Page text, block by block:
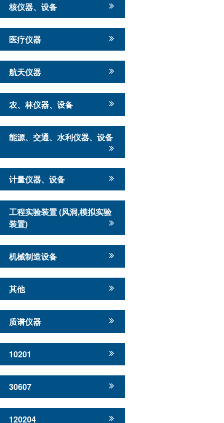
核仪器、设备
医疗仪器
航天仪器
农、林仪器、设备
能源、交通、水利仪器、设备
计量仪器、设备
工程实验装置 (风洞,模拟实验
装置)
机械制造设备
其他
质谱仪器
10201
30607
120204